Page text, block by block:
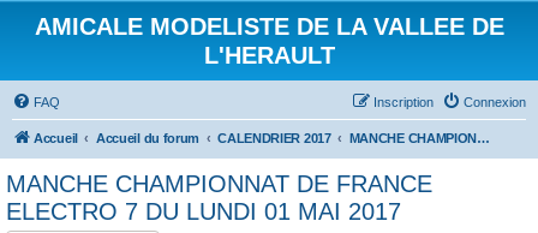
AMICALE MODELISTE DE LA VALLEE DE
L'HERAULT
FAQ Connexion
Inscription
Accueil Accueil du forum CALENDRIER 2017 MANCHE CHAMPIONNAT DE FRANCE ELECTRO 7 DU LUNDI 01 MAI 2017
MANCHE CHAMPIONNAT DE FRANCE
ELECTRO 7 DU LUNDI 01 MAI 2017